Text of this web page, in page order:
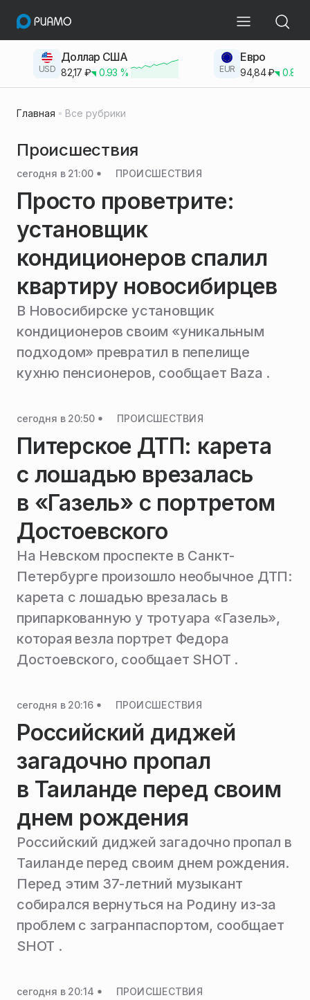
USD
Доллар США
82,17 ₽ 0.93 % EUR
Евро
94,84₽ 0.83
Главная Все рубрики
Происшествия
сегодня в 21:00 ПРОИСШЕСТВИЯ
Просто проветрите:
установщик
кондиционеров спалил
квартиру новосибирцев
В Новосибирске установщик
кондиционеров своим «уникальным
подходом» превратил в пепелище
кухню пенсионеров, сообщает Baza .
сегодня в 20:50 ПРОИСШЕСТВИЯ
Питерское ДТП: карета
с лошадью врезалась
в «Газель» с портретом
Достоевского
На Невском проспекте в Санкт-
Петербурге произошло необычное ДТП:
карета с лошадью врезалась в
припаркованную у тротуара «Газель»,
которая везла портрет Федора
Достоевского, сообщает SHOT .
сегодня в 20:16 ПРОИСШЕСТВИЯ
Российский диджей
загадочно пропал
в Таиланде перед своим
днем рождения
Российский диджей загадочно пропал в
Таиланде перед своим днем рождения.
Перед этим 37-летний музыкант
собирался вернуться на Родину из-за
проблем с загранпаспортом, сообщает
SHOT .
сегодня в 20:14 ПРОИСШЕСТВИЯ